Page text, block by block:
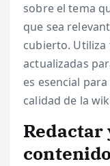
sobre el tema
que sea
cubierto. Utiliza
actualizadas
es esencial
calidad de la